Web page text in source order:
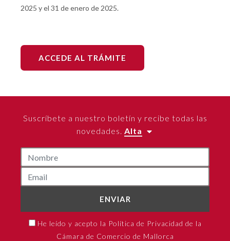
2025 y el 31 de enero de 2025.
ACCEDE AL TRÁMITE
Suscríbete a nuestro boletín y recibe todas las
novedades. Alta
ENVIAR
He leído y acepto la Política de Privacidad de la
Cámara de Comercio de Mallorca